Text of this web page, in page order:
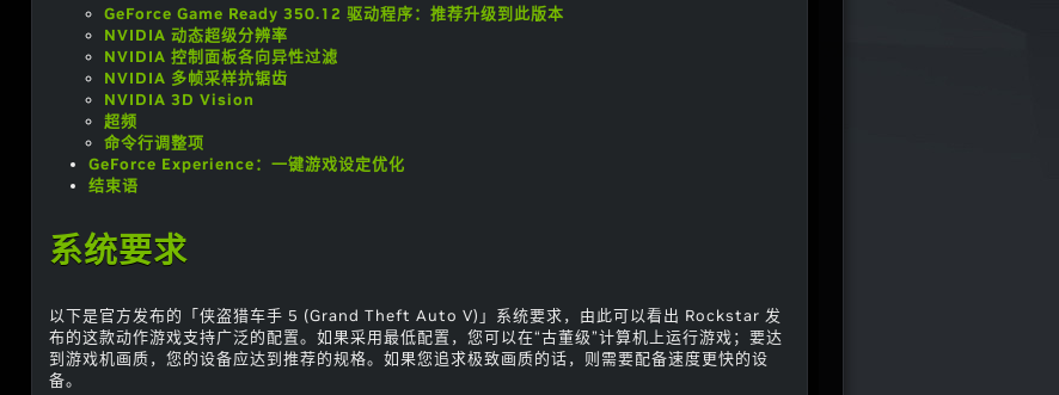
GeForce Game Ready 350.12 驱动程序：推荐升级到此版本
NVIDIA 动态超级分辨率
NVIDIA 控制面板各向异性过滤
NVIDIA 多帧采样抗锯齿
NVIDIA 3D Vision
超频
命令行调整项
GeForce Experience：一键游戏设定优化
结束语
系统要求
以下是官方发布的「侠盗猎车手 5 (Grand Theft Auto V)」系统要求，由此可以看出 Rockstar 发
布的这款动作游戏支持广泛的配置。如果采用最低配置，您可以在“古董级”计算机上运行游戏；要达
到游戏机画质，您的设备应达到推荐的规格。如果您追求极致画质的话，则需要配备速度更快的设
备。